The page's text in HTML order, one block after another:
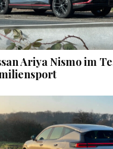
Ariya Nismo im